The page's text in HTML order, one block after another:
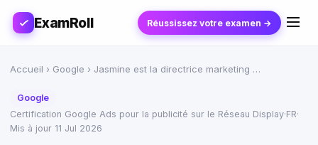
ExamRoll Réussissez votre examen →
Accueil › Google › Jasmine est la directrice marketing …
Google
Certification Google Ads pour la publicité sur le Réseau Display·FR·
Mis à jour 11 Jul 2026